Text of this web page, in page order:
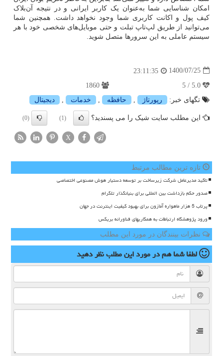
امکان شناسایی شما به‌عنوان یک کاربر ایرانی و در نتیجه آن‌بلاک
کیف پول و اکانت کاربری شما وجود نخواهد داشت. همچنین شما
می‌توانید از طریق لپ‌تاپ تبلت و حتی موبایل‌های شخصی خود با هر
سیستم عاملی به این سرورها متصل شوید.
1400/07/25
23:11:35
تگهای خبر:
رپورتاژ حافظه خدمات دیجیتال
این مطلب سایت شیک را می پسندید؟ (1)
(0)
X
تازه ترین مطالب مرتبط
تاکید مدیرعامل شرکت زیرساخت بر توسعه دستیار هوش مصنوعی اختصاصی
صدور حکم بازداشت بین المللی برای بنیانگذار تلگرام
پرتاب 5 هزار ماهواره آمازون برای بهبود کیفیت اینترنت در جهان
ورود پژوهشگاه ارتباطات به همکاریهای فناورانه بریکس
نظرات بینندگان در مورد این مطلب
لطفا شما همدر مورد این مطلبنظر دهید